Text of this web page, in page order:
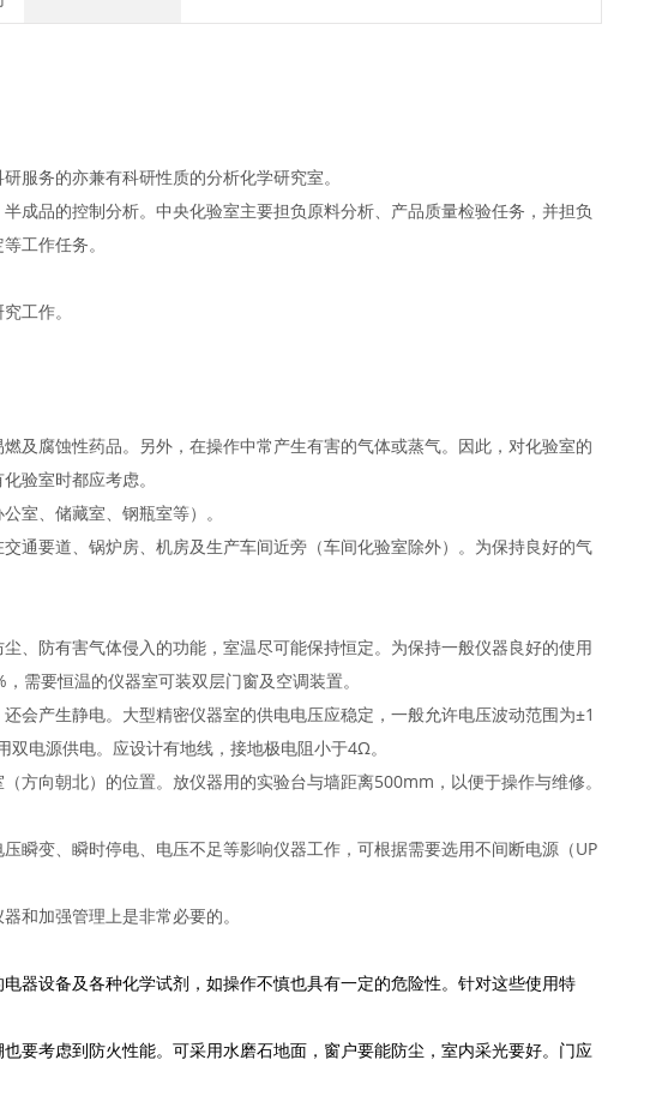
服务的亦兼有科研性质的分析化学研究室。
成品的控制分析。中央化验室主要担负原料分析、产品质量检验任务，并担负
工作任务。
工作。
及腐蚀性药品。另外，在操作中常产生有害的气体或蒸气。因此，对化验室的
验室时都应考虑。
室、储藏室、钢瓶室等）。
通要道、锅炉房、机房及生产车间近旁（车间化验室除外）。为保持良好的气
、防有害气体侵入的功能，室温尽可能保持恒定。为保持一般仪器良好的使用
需要恒温的仪器室可装双层门窗及空调装置。
会产生静电。大型精密仪器室的供电电压应稳定，一般允许电压波动范围为±1
电源供电。应设计有地线，接地极电阻小于4Ω。
方向朝北）的位置。放仪器用的实验台与墙距离500mm，以便于操作与维修。
瞬变、瞬时停电、电压不足等影响仪器工作，可根据需要选用不间断电源（UP
和加强管理上是非常必要的。
器设备及各种化学试剂，如操作不慎也具有一定的危险性。针对这些使用特
要考虑到防火性能。可采用水磨石地面，窗户要能防尘，室内采光要好。门应